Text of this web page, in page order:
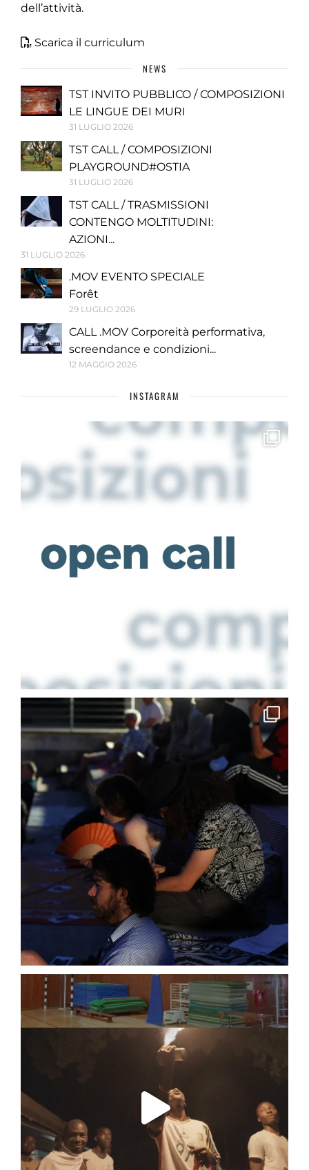
dell’attività.
Scarica il curriculum
NEWS
TST INVITO PUBBLICO / COMPOSIZIONI
LE LINGUE DEI MURI
31 LUGLIO 2026
TST CALL / COMPOSIZIONI
PLAYGROUND#OSTIA
31 LUGLIO 2026
TST CALL / TRASMISSIONI
CONTENGO MOLTITUDINI:
AZIONI...
31 LUGLIO 2026
.MOV EVENTO SPECIALE
Forêt
29 LUGLIO 2026
CALL .MOV Corporeità performativa,
screendance e condizioni...
12 MAGGIO 2026
INSTAGRAM